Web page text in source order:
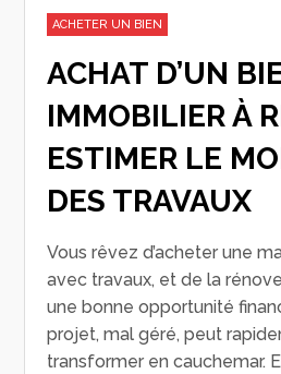
ACHETER UN BIEN
ACHAT D’UN
IMMOBILIER À
ESTIMER LE
DES TRAVAUX
Vous rêvez d’acheter une
avec travaux, et de la
une bonne opportunité
projet, mal géré, peut
transformer en cauchemar.